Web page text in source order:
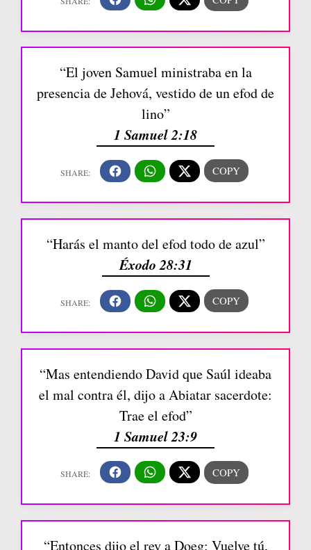
“El joven Samuel ministraba en la
presencia de Jehová, vestido de un efod de
lino”
1 Samuel 2:18
“Harás el manto del efod todo de azul”
Éxodo 28:31
“Mas entendiendo David que Saúl ideaba
el mal contra él, dijo a Abiatar sacerdote:
Trae el efod”
1 Samuel 23:9
“Entonces dijo el rey a Doeg: Vuelve tú,